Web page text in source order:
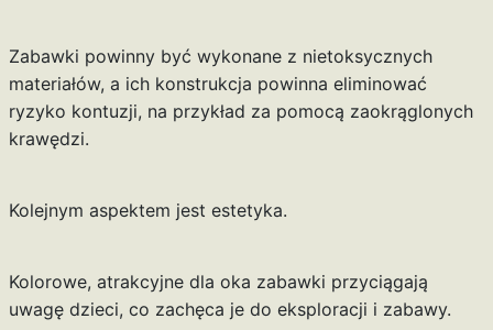
Zabawki powinny być wykonane z nietoksycznych
materiałów, a ich konstrukcja powinna eliminować
ryzyko kontuzji, na przykład za pomocą zaokrąglonych
krawędzi.
Kolejnym aspektem jest estetyka.
Kolorowe, atrakcyjne dla oka zabawki przyciągają
uwagę dzieci, co zachęca je do eksploracji i zabawy.